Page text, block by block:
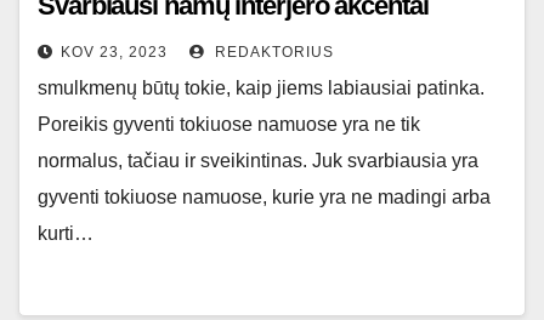
KOV 23, 2023 REDAKTORIUS
smulkmenų būtų tokie, kaip jiems labiausiai patinka.
Poreikis gyventi tokiuose namuose yra ne tik
normalus, tačiau ir sveikintinas. Juk svarbiausia yra
gyventi tokiuose namuose, kurie yra ne madingi arba
kurti…